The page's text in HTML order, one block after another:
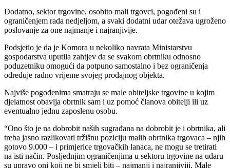
Dodatno, sektor trgovine, osobito mali trgovci, pogođeni su i
ograničenjem rada nedjeljom, a svaki dodatni udar otežava ugroženo
poslovanje za one najmanje i najranjivije.
Podsjetio je da je Komora u nekoliko navrata Ministarstvu
gospodarstva uputila zahtjev da se svakom obrtniku odnosno
poduzetniku omogući da potpuno samostalno i bez ograničenja
određuje radno vrijeme svojeg prodajnog objekta.
Najviše pogođenima smatraju se male obiteljske trgovine u kojim
djelatnost obavlja obrtnik sam i uz pomoć članova obitelji ili uz
eventualno jednu zaposlenu osobu.
“Ono što je na dobrobit naših sugrađana na dobrobit je i obrtnika, ali
treba jasno razlikovati tržišnu poziciju malih obrtnika trgovaca – njih
gotovo 9.000 – i primjerice trgovačkih lanaca, ne mogu se tretirati
na isti način. Posljednjim ograničenjima u sektoru trgovine na udaru
su upravo oni koji ne bi smjeli biti – najmanji i najranjiviji. Male